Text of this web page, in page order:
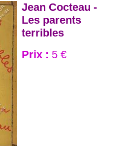
Jean Cocteau -
Les parents
terribles
Prix : 5 €